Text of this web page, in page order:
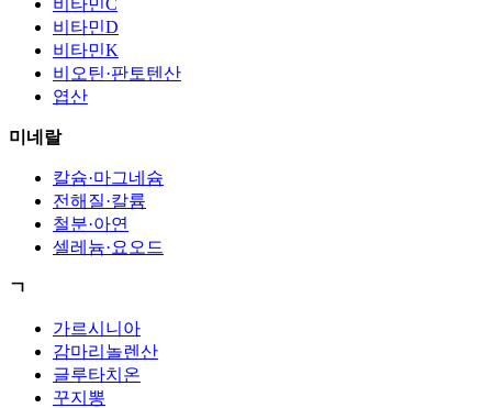
비타민D
비타민K
비오틴·판토텐산
엽산
미네랄
칼슘·마그네슘
전해질·칼륨
철분·아연
셀레늄·요오드
ㄱ
가르시니아
감마리놀렌산
글루타치온
꾸지뽕